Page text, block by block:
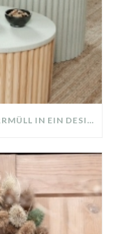
DIY UPCYLING IDEE: WIE MAN SPERRMÜLL IN EIN DESIGNER TEIL VERWANDELT